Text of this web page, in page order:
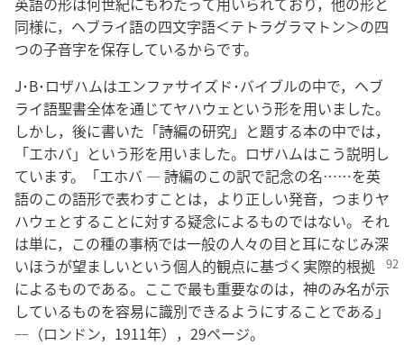
同様に，ヘブライ語の四文字語＜テトラグラマトン＞の四
つの子音字を保存しているからです。
J･B･ロザハムはエンファサイズド･バイブルの中で，ヘブ
ライ語聖書全体を通じてヤハウェという形を用いました。
しかし，後に書いた「詩編の研究」と題する本の中では，
「エホバ」という形を用いました。ロザハムはこう説明し
ています。「エホバ ― 詩編のこの訳で記念の名……を英
語のこの語形で表わすことは，より正しい発音，つまりヤ
ハウェとすることに対する疑念によるものではない。それ
は単に，この種の事柄では一般の人々の目と耳になじみ深
いほうが望ましいという個人的観点に基づく 実際的根拠
によるものである。ここで最も重要なのは，神のみ名が示
しているものを容易に識別できるようにすることである」
―（ロンドン，1911年），29ページ。